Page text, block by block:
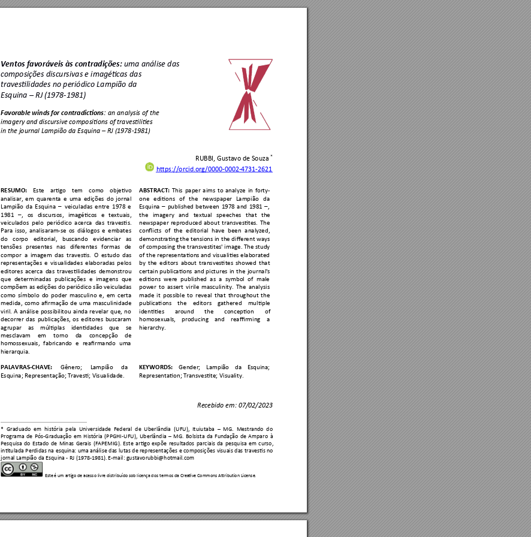
Ventos favoráveis às contradições: uma análise das
composições discursivas e imagéticas das
travestilidades no periódico Lampião da
Esquina – RJ (1978-1981)
Favorable winds for contradictions: an analysis of the
imagery and discursive compositions of travestilities
in the journal Lampião da Esquina – RJ (1978-1981)
RUBBI, Gustavo de Souza *
https://orcid.org/0000-0002-4731-2621
RESUMO: Este artigo tem como
objetivo
analisar, em quarenta e uma edições do jornal
Lampião da Esquina – veiculadas entre 1978 e
1981
– os discursos, imagéticos e textuais,
veiculados pelo periódico acerca das travestis.
Para isso, analisaram-se os diálogos e embates
do
corpo editorial, buscando evidenciar
as
tensões presentes nas diferentes formas
de
compor a imagem das travestis. O estudo das
representações e visualidades elaboradas pelos
editores acerca das travestilidades demonstrou
que determinadas publicações e imagens que
compõem as edições do periódico são veiculadas
como símbolo do poder masculino e, em certa
medida, como afirmação de uma masculinidade
viril. A análise possibilitou ainda revelar que, no
decorrer das publicações, os editores buscaram
agrupar
as múltiplas identidades que
se
mesclavam
em torno da concepção
de
homossexuais,
fabricando e reafirmando uma
hierarquia.
PALAVRAS-CHAVE: Gênero; Lampião
da
Esquina; Representação; Travesti; Visualidade.
ABSTRACT: This paper aims to analyze in forty-
one editions of the newspaper Lampião da
Esquina – published between 1978 and 1981 –,
the
imagery and textual speeches that the
newspaper reproduced about transvestites. The
conflicts of the editorial have been analyzed,
demonstrating the tensions in the different ways
of composing the transvestites' image. The study
of the representations and visualities elaborated
by the editors about transvestites showed that
certain publications and pictures in the journal's
editions were published as a symbol of male
power to assert virile masculinity. The analysis
made it possible to reveal that throughout the
publications
the editors gathered
multiple
identities
around the conception
of
homosexuals,
producing and reaffirming
a
hierarchy.
KEYWORDS: Gender; Lampião da
Esquina;
Representation; Transvestite; Visuality.
Recebido em: 07/02/2023
* Graduado em história pela Universidade Federal de Uberlândia (UFU), Ituiutaba – MG. Mestrando do
Programa de Pós-Graduação em História (PPGHI-UFU), Uberlândia – MG. Bolsista da Fundação de Amparo à
Pesquisa do Estado de Minas Gerais (FAPEMIG). Este artigo expõe resultados parciais da pesquisa em curso,
intitulada Perdidas na esquina: uma análise das lutas de representações e composições visuais das travestis no
jornal Lampião da Esquina - RJ (1978-1981). E-mail: gustavorubbi@hotmail.com
Este é um artigo de acesso livre distribuído sob licença dos termos da Creative Commons Attribution License.